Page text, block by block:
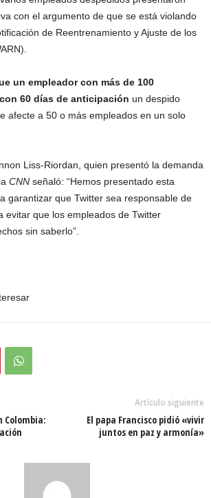
con el argumento de que se está violando
de Reentrenamiento y Ajuste de los
un empleador con más de 100
60 días de anticipación un despido
afecte a 50 o más empleados en un solo
Liss-Riordan, quien presentó la demanda
CNN señaló: “Hemos presentado esta
garantizar que Twitter sea responsable de
evitar que los empleados de Twitter
sin saberlo”.
Artículo siguiente
El papa Francisco pidió «vivir
juntos en paz y armonía»